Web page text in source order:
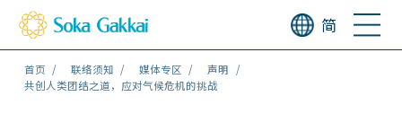
简
首页 联络须知 媒体专区
声明
共创人类团结之道，应对气候危机的挑战